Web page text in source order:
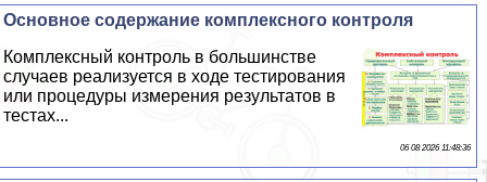
Основное содержание комплексного контроля
Комплексный контроль в большинстве
случаев реализуется в ходе тестирования
или процедуры измерения результатов в
тестах...
06 08 2026 11:48:36